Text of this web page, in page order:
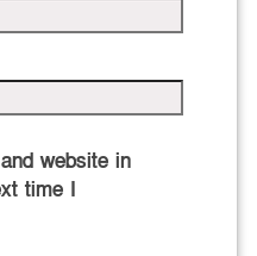
website in
time I